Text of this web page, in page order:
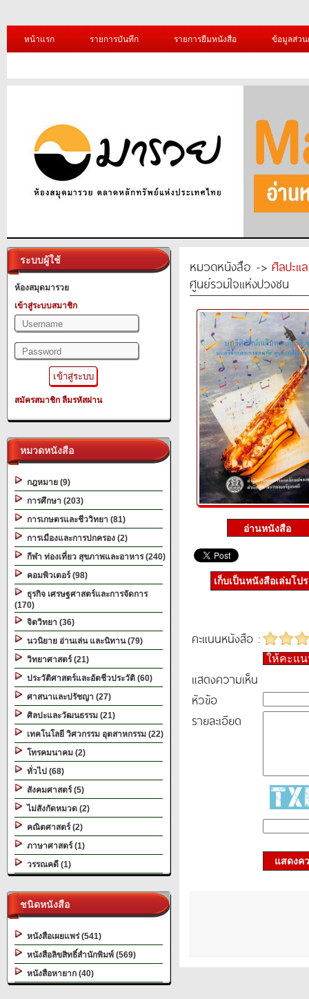
หน้าแรก รายการบันทึก รายการยืมหนังสือ ข้อมูลส่ว
ระบบผู้ใช้
ห้องสมุดมารวย
เข้าสู่ระบบสมาชิก
สมัครสมาชิก ลืมรหัสผ่าน
หมวดหนังสือ
กฎหมาย (9)
การศึกษา (203)
การเกษตรและชีววิทยา (81)
การเมืองและการปกครอง (2)
กีฬา ท่องเที่ยว สุขภาพและอาหาร (240)
คอมพิวเตอร์ (98)
ธุรกิจ เศรษฐศาสตร์และการจัดการ
(170)
จิตวิทยา (36)
นวนิยาย อ่านเล่น และนิทาน (79)
วิทยาศาสตร์ (21)
ประวัติศาสตร์และอัตชีวประวัติ (60)
ศาสนาและปรัชญา (27)
ศิลปะและวัฒนธรรม (21)
เทคโนโลยี วิศวกรรม อุตสาหกรรม (22)
โทรคมนาคม (2)
ทั่วไป (68)
สังคมศาสตร์ (5)
ไม่สังกัดหมวด (2)
คณิตศาสตร์ (2)
ภาษาศาสตร์ (1)
วรรณคดี (1)
ชนิดหนังสือ
หนังสือเผยแพร่ (541)
หนังสือลิขสิทธิ์สำนักพิมพ์ (569)
หนังสือหายาก (40)
หมวดหนังสือ -> ศิลปะแ
ศูนย์รวมใจแห่งปวงชน
เก็บเป็นหนังสือเล่มโป
คะแนนหนังสือ :
ให้คะแ
แสดงความเห็น
หัวข้อ
รายละเอียด
แสดงค